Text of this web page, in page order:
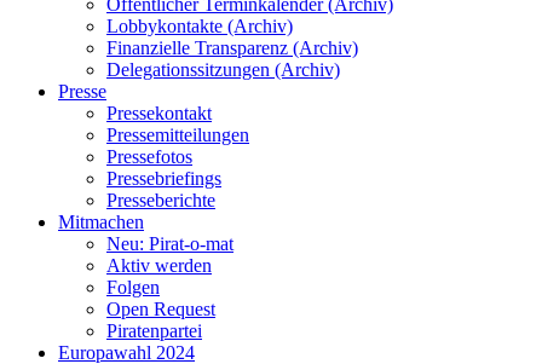
Öffentlicher Terminkalender (Archiv)
Lobbykontakte (Archiv)
Finanzielle Transparenz (Archiv)
Delegationssitzungen (Archiv)
Presse
Pressekontakt
Pressemitteilungen
Pressefotos
Pressebriefings
Presseberichte
Mitmachen
Neu: Pirat-o-mat
Aktiv werden
Folgen
Open Request
Piratenpartei
Europawahl 2024